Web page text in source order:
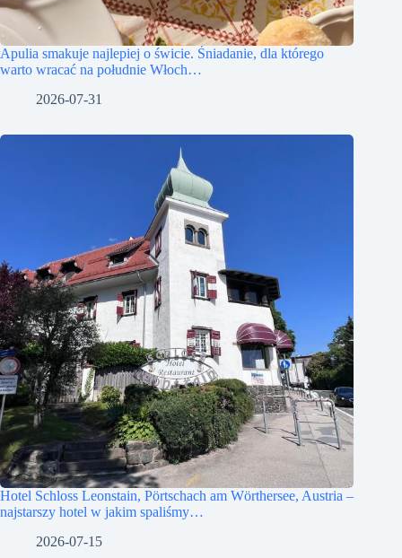
Apulia smakuje najlepiej o świcie. Śniadanie, dla którego
warto wracać na południe Włoch…
2026-07-31
Hotel Schloss Leonstain, Pörtschach am Wörthersee, Austria –
najstarszy hotel w jakim spaliśmy…
2026-07-15